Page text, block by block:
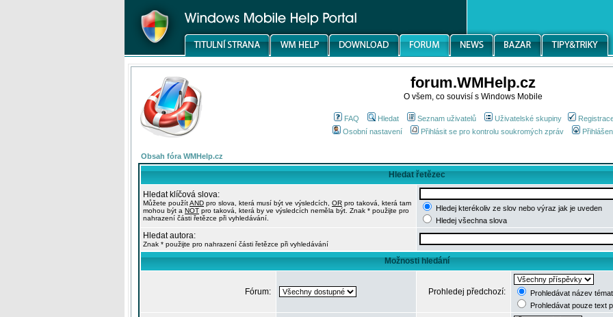
forum.WMHelp.cz
O všem, co souvisí s Windows Mobile
FAQ Hledat Seznam uživatelů Uživatelské skupiny
Osobní nastavení
Přihlásit se pro kontrolu soukromých zpráv
Obsah fóra WMHelp.cz
Hledat řetězec
Hledat klíčová slova:
Můžete použítAND pro slova, která musí být ve výsledcích, OR pro taková, která tam
mohou být a NOT pro taková, která by ve výsledcích neměla být. Znak * použijte pro
nahrazení části řetězce při vyhledávání.
Hledej kterékoliv ze slov nebo výraz jak je uveden
Hledej všechna slova
Hledat autora:
Znak * použijte pro nahrazení části řetězce při vyhledávání
Možnosti hledání
Fórum: Prohledej předchozí:
Prohledávat název
Prohledávat pouze text